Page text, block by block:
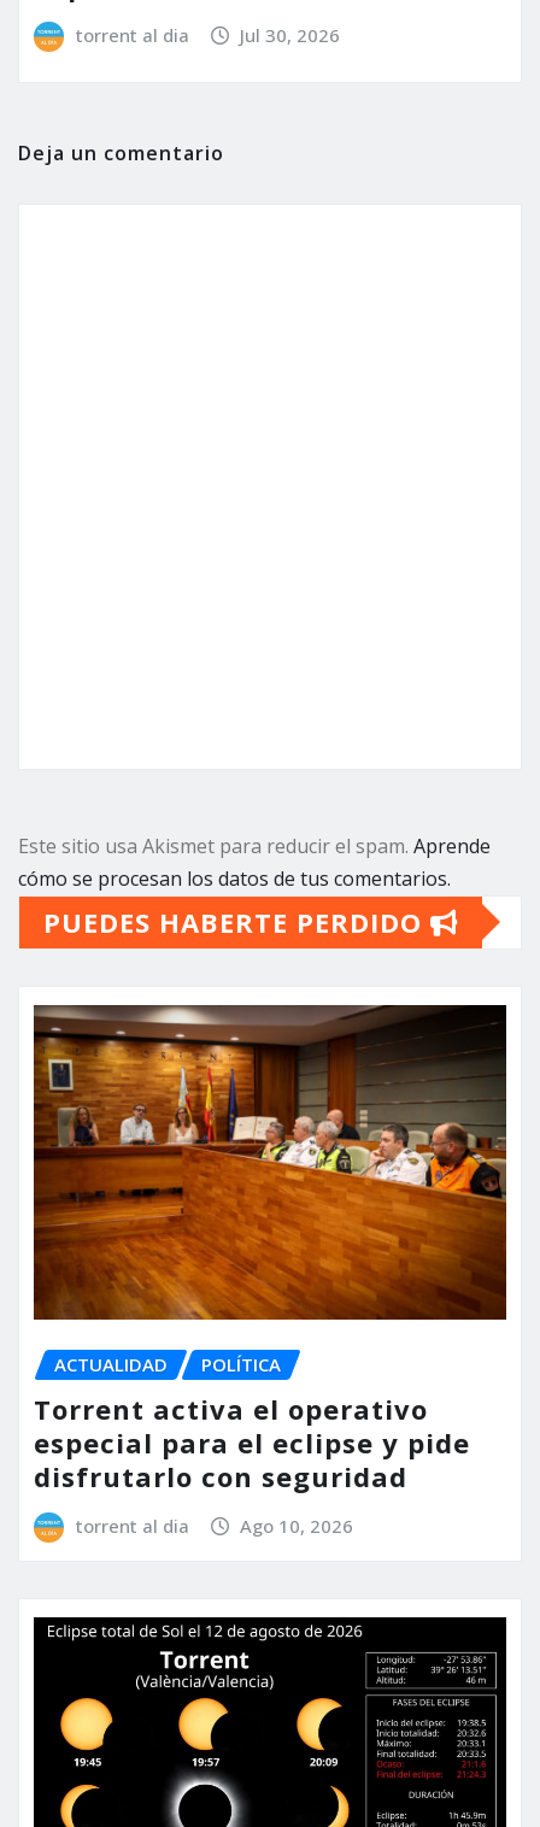
torrent al dia Jul 30, 2026
Deja un comentario
Este sitio usa Akismet para reducir el spam. Aprende
cómo se procesan los datos de tus comentarios.
PUEDES HABERTE PERDIDO
ACTUALIDAD POLÍTICA
Torrent activa el operativo
especial para el eclipse y pide
disfrutarlo con seguridad
torrent al dia Ago 10, 2026